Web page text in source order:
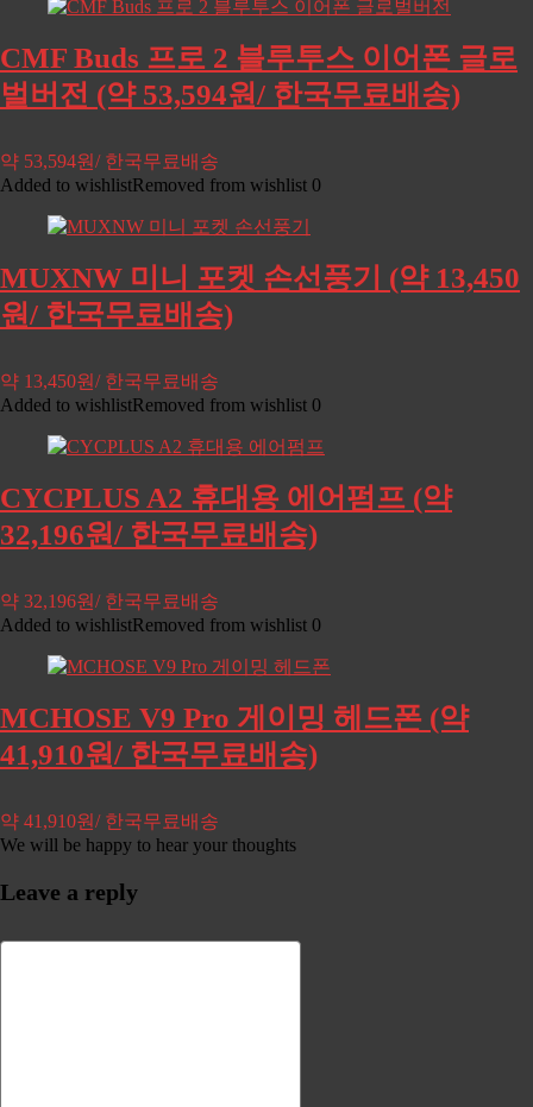
CMF Buds 프로 2 블루투스 이어폰 글로
벌버전 (약 53,594원/ 한국무료배송)
약 53,594원/ 한국무료배송
Added to wishlistRemoved from wishlist 0
MUXNW 미니 포켓 손선풍기 (약 13,450
원/ 한국무료배송)
약 13,450원/ 한국무료배송
Added to wishlistRemoved from wishlist 0
CYCPLUS A2 휴대용 에어펌프 (약
32,196원/ 한국무료배송)
약 32,196원/ 한국무료배송
Added to wishlistRemoved from wishlist 0
MCHOSE V9 Pro 게이밍 헤드폰 (약
41,910원/ 한국무료배송)
약 41,910원/ 한국무료배송
We will be happy to hear your thoughts
Leave a reply